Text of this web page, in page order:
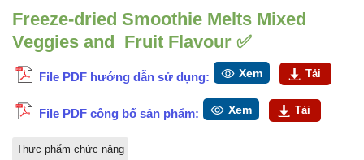
Freeze-dried Smoothie Melts Mixed
Veggies and Fruit Flavour ✅
File PDF hướng dẫn sử dụng: Xem Tải
File PDF công bố sản phẩm: Xem Tải
Thực phẩm chức năng